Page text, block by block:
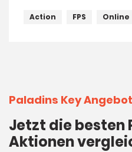
Action FPS Online
Paladins Key
Jetzt die besten
Aktionen